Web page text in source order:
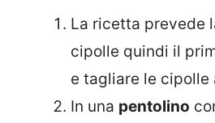
La ricetta prevede
cipolle quindi il
e tagliare le cipolle
In una pentolino